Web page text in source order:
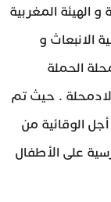
الهيئة المغربية
الانبعاث و
الحملة
. حيث تم
الوقائية من
على الأطفال